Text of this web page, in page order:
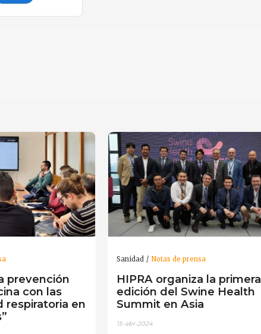
prevención
con las
respiratoria en
Sanidad Notas de prensa
HIPRA organiza la primera
edición del Swine Health
Summit en Asia
15-abr-2024